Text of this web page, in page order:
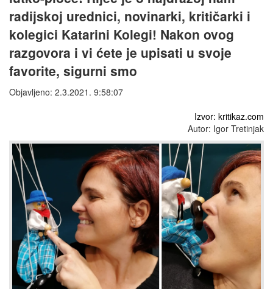
radijskoj urednici, novinarki, kritičarki i
kolegici Katarini Kolegi! Nakon ovog
razgovora i vi ćete je upisati u svoje
favorite, sigurni smo
Objavljeno: 2.3.2021. 9:58:07
Izvor: kritikaz.com
Autor: Igor Tretinjak